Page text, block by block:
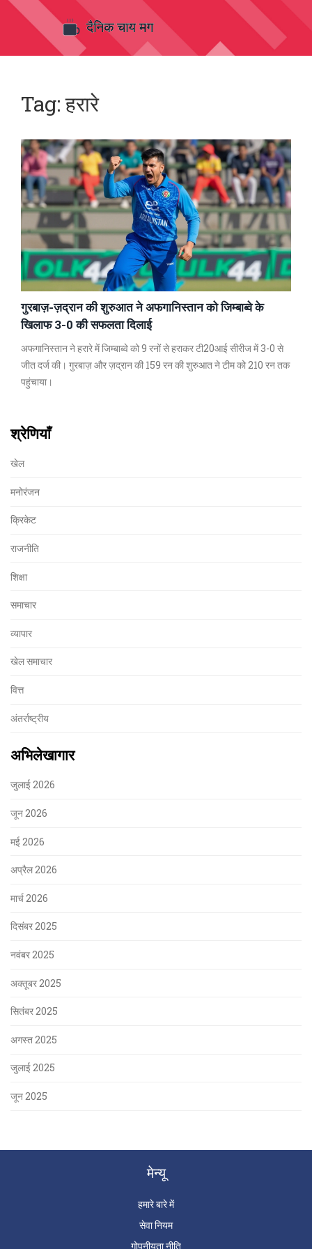
Tag: हरारे
गुरबाज़-ज़द्रान की शुरुआत ने अफगानिस्तान को जिम्बाब्वे के
खिलाफ 3-0 की सफलता दिलाई
अफगानिस्तान ने हरारे में जिम्बाब्वे को 9 रनों से हराकर टी20आई सीरीज में 3-0 से
जीत दर्ज की। गुरबाज़ और ज़द्रान की 159 रन की शुरुआत ने टीम को 210 रन तक
पहुंचाया।
श्रेणियाँ
खेल
मनोरंजन
क्रिकेट
राजनीति
शिक्षा
समाचार
व्यापार
खेल समाचार
वित्त
अंतर्राष्ट्रीय
अभिलेखागार
जुलाई 2026
जून 2026
मई 2026
अप्रैल 2026
मार्च 2026
दिसंबर 2025
नवंबर 2025
अक्तूबर 2025
सितंबर 2025
अगस्त 2025
जुलाई 2025
जून 2025
मेन्यू
हमारे बारे में
सेवा नियम
गोपनीयता नीति